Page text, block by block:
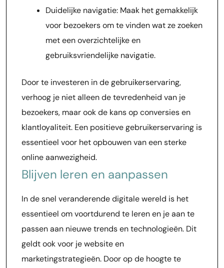
Duidelijke navigatie: Maak het gemakkelijk
voor bezoekers om te vinden wat ze zoeken
met een overzichtelijke en
gebruiksvriendelijke navigatie.
Door te investeren in de gebruikerservaring,
verhoog je niet alleen de tevredenheid van je
bezoekers, maar ook de kans op conversies en
klantloyaliteit. Een positieve gebruikerservaring is
essentieel voor het opbouwen van een sterke
online aanwezigheid.
Blijven leren en aanpassen
In de snel veranderende digitale wereld is het
essentieel om voortdurend te leren en je aan te
passen aan nieuwe trends en technologieën. Dit
geldt ook voor je website en
marketingstrategieën. Door op de hoogte te